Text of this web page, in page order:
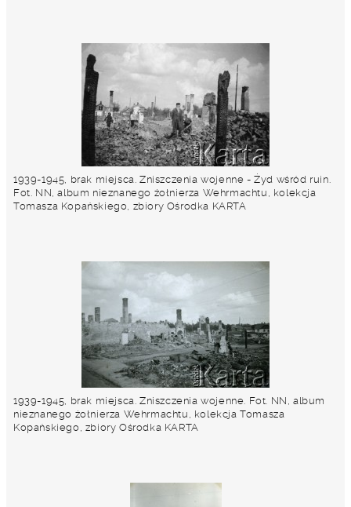
1939-1945, brak miejsca. Zniszczenia wojenne - Żyd wśród ruin.
Fot. NN, album nieznanego żołnierza Wehrmachtu, kolekcja
Tomasza Kopańskiego, zbiory Ośrodka KARTA
1939-1945, brak miejsca. Zniszczenia wojenne. Fot. NN, album
nieznanego żołnierza Wehrmachtu, kolekcja Tomasza
Kopańskiego, zbiory Ośrodka KARTA